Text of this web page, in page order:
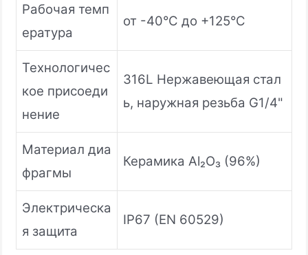
Рабочая темп
ература
от -40°C до +125°C
Технологичес
кое присоеди
нение
316L Нержавеющая стал
ь, наружная резьба G1/4"
Материал диа
фрагмы
Керамика Al₂O₃ (96%)
Электрическа
я защита
IP67 (EN 60529)